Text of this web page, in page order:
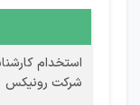
استخدام
شرکت رونیکس